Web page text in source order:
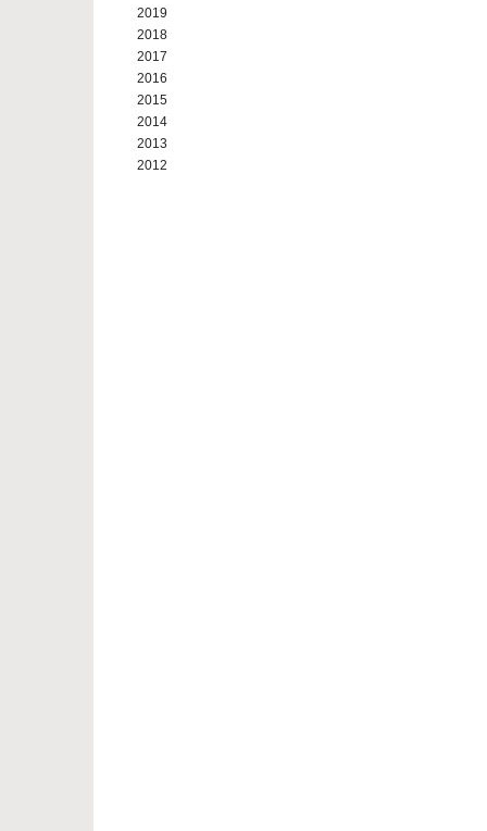
2019
2018
2017
2016
2015
2014
2013
2012